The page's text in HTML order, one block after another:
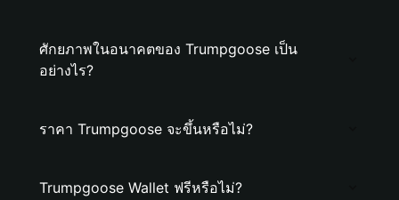
ศักยภาพในอนาคตของ Trumpgoose เป็น
อย่างไร?
ราคา Trumpgoose จะขึ้นหรือไม่?
Trumpgoose Wallet ฟรีหรือไม่?